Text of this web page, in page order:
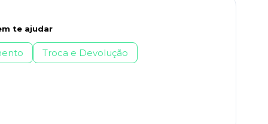
te ajudar
Troca e Devolução